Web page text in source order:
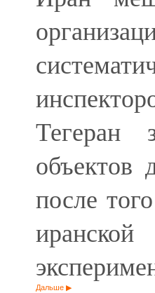
Тегеран
объектов
после
Дальше